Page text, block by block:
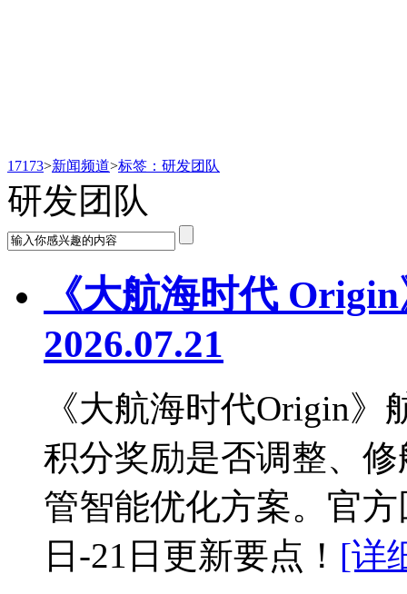
17173>新闻频道>标签：研发团队
研发团队
《大航海时代
2026.07.21
《大航海时代Origin
积分奖励是否调整、
管智能优化方案。官
日-21日更新要点！ [详